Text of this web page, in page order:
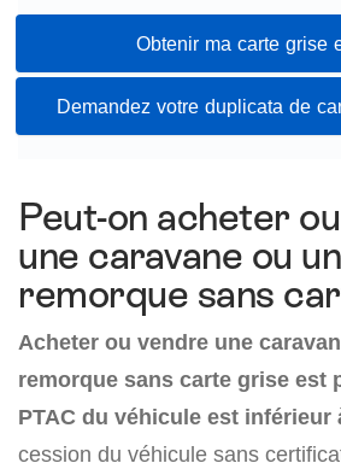
Obtenir ma carte grise
Demandez votre duplicata de
Peut-on acheter
une caravane ou
remorque sans
Acheter ou vendre une
remorque sans carte grise est
PTAC du véhicule est inférieur
cession du véhicule sans